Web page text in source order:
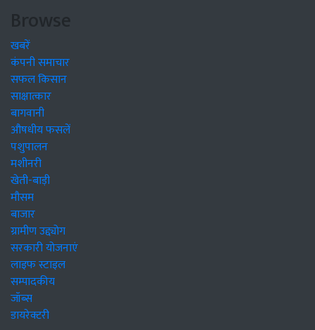
Browse
खबरें
कंपनी समाचार
सफल किसान
साक्षात्कार
बागवानी
औषधीय फसलें
पशुपालन
मशीनरी
खेती-बाड़ी
मौसम
बाजार
ग्रामीण उद्द्योग
सरकारी योजनाएं
लाइफ स्टाइल
सम्पादकीय
जॉब्स
डायरेक्टरी